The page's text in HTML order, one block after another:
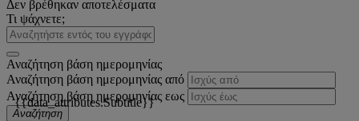
Δεν βρέθηκαν αποτελέσματα
Τι ψάχνετε;
Αναζήτηση βάση ημερομηνίας
Αναζήτηση βάση ημερομηνίας από
Αναζήτηση βάση ημερομηνίας εως
Αναζήτηση
{{data_attributes.Subtitle}}